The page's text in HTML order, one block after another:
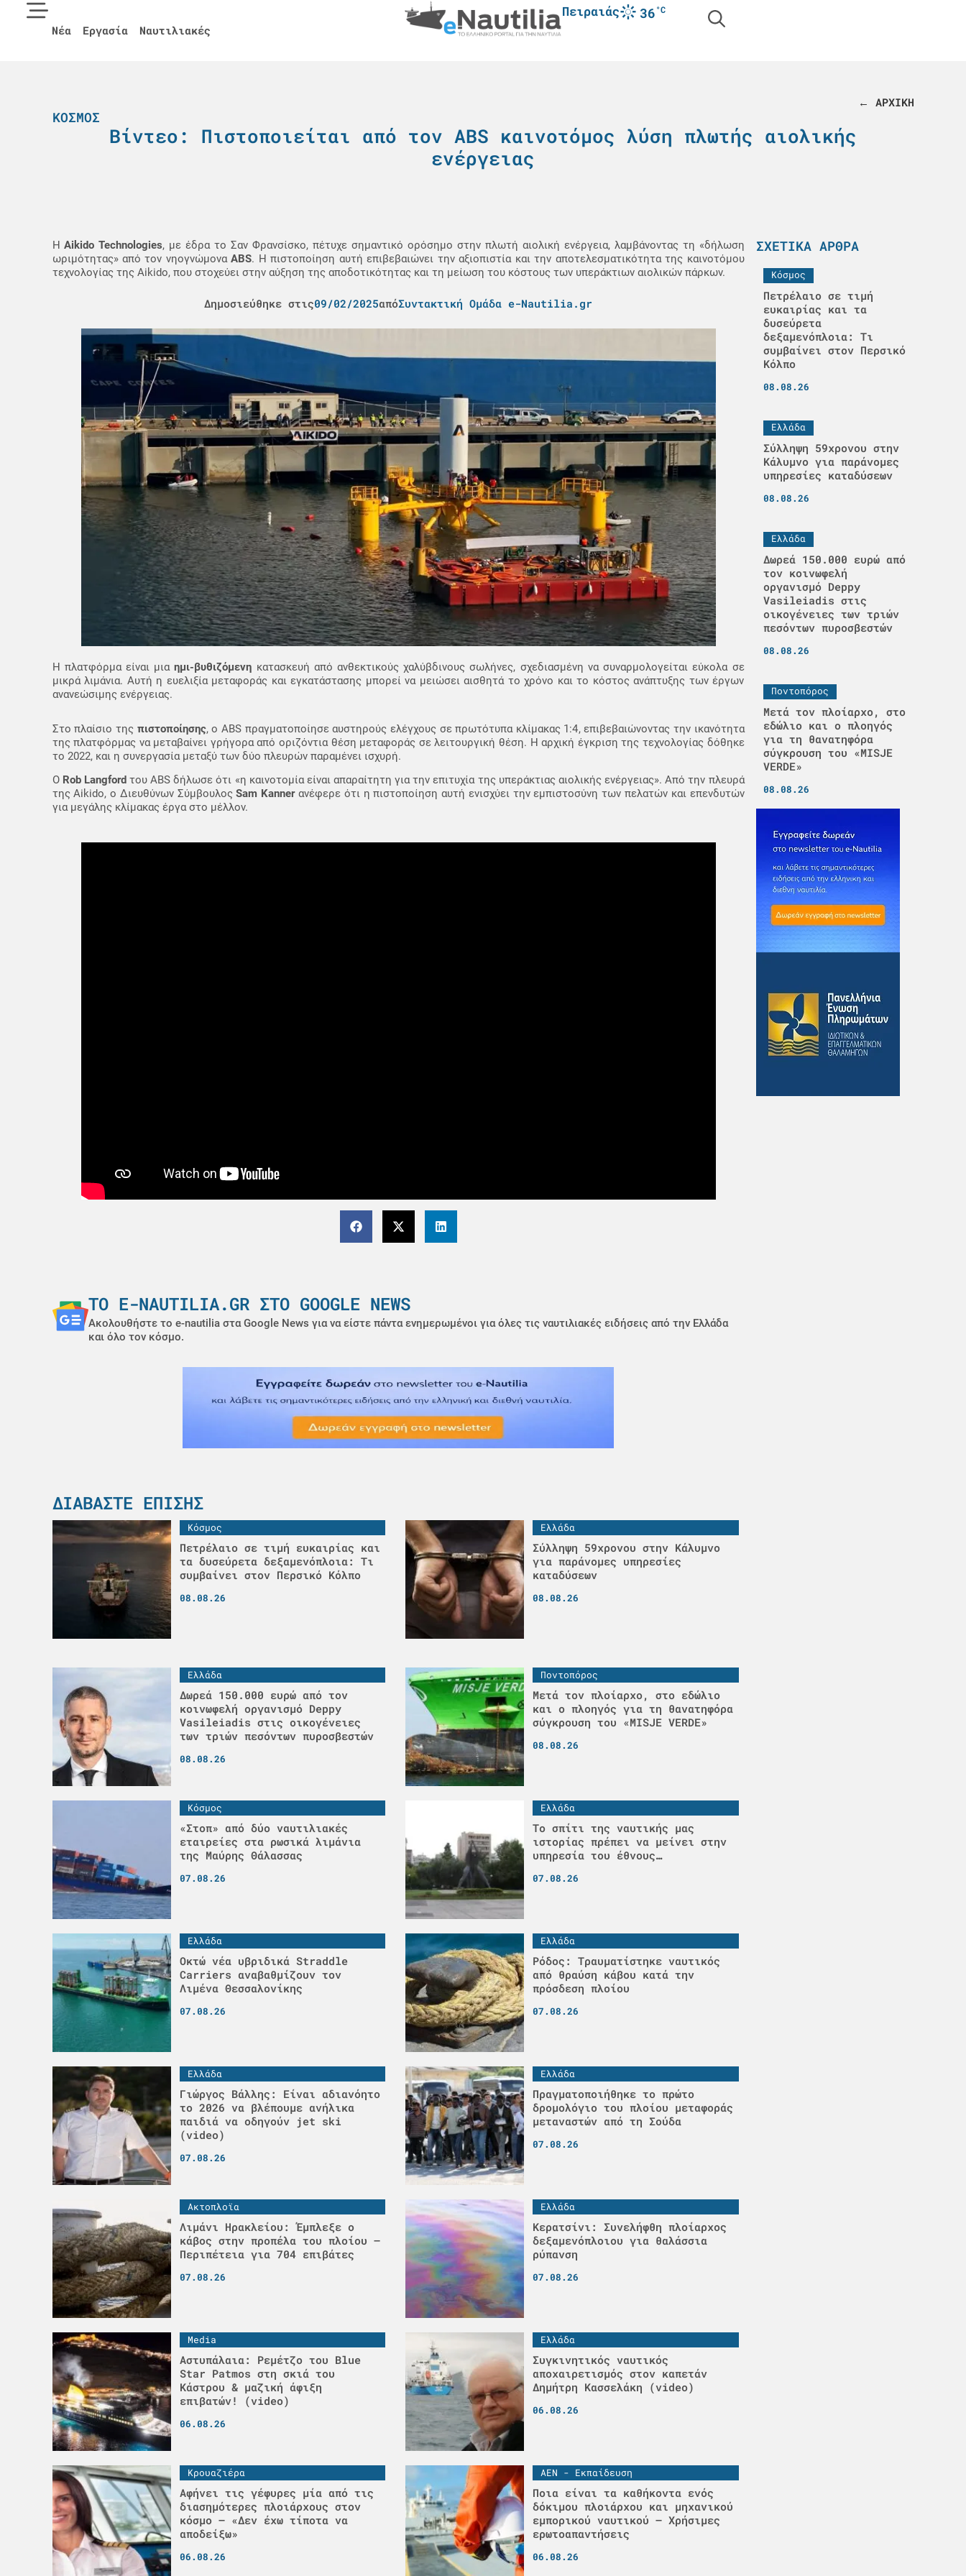
Νέα Εργασία Ναυτιλιακές
Πειραιάς 36°C
← ΑΡΧΙΚΗ
ΚΌΣΜΟΣ
Βίντεο: Πιστοποιείται από τον ABS καινοτόμος λύση πλωτής αιολικής
ενέργειας
ΗAikido Technologies, με έδρα το Σαν Φρανσίσκο, πέτυχε σημαντικό ορόσημο στην πλωτή αιολική ενέργεια, λαμβάνοντας τη «δήλωση
ωριμότητας» από τον νηογνώμοναABS. Η πιστοποίηση αυτή επιβεβαιώνει την αξιοπιστία και την αποτελεσματικότητα της καινοτόμου
τεχνολογίας της Aikido, που στοχεύει στην αύξηση της αποδοτικότητας και τη μείωση του κόστους των υπεράκτιων αιολικών πάρκων.
Δημοσιεύθηκε στις09/02/2025απόΣυντακτική Ομάδα e-Nautilia.gr
Η πλατφόρμα είναι μιαημι-βυθιζόμενη κατασκευή από ανθεκτικούς χαλύβδινους σωλήνες, σχεδιασμένη να συναρμολογείται εύκολα σε
μικρά λιμάνια. Αυτή η ευελιξία μεταφοράς και εγκατάστασης μπορεί να μειώσει αισθητά το χρόνο και το κόστος ανάπτυξης των έργων
ανανεώσιμης ενέργειας.
Στο πλαίσιο της πιστοποίησης, ο ABS πραγματοποίησε αυστηρούς ελέγχους σε πρωτότυπα κλίμακας 1:4, επιβεβαιώνοντας την ικανότητα
της πλατφόρμας να μεταβαίνει γρήγορα από οριζόντια θέση μεταφοράς σε λειτουργική θέση. Η αρχική έγκριση της τεχνολογίας δόθηκε
το 2022, και η συνεργασία μεταξύ των δύο πλευρών παραμένει ισχυρή.
Ο Rob Langfordτου ABS δήλωσε ότι «η καινοτομία είναι απαραίτητη για την επιτυχία της υπεράκτιας αιολικής ενέργειας». Από την πλευρά
της Aikido, ο Διευθύνων ΣύμβουλοςSam Kanner ανέφερε ότι η πιστοποίηση αυτή ενισχύει την εμπιστοσύνη των πελατών και επενδυτών
για μεγάλης κλίμακας έργα στο μέλλον.
ΤΟ E-NAUTILIA.GR ΣΤΟ GOOGLE NEWS
Ακολουθήστε το e-nautilia στα Google News για να είστε πάντα ενημερωμένοι για όλες τις ναυτιλιακές ειδήσεις από την Ελλάδα
και όλο τον κόσμο.
ΔΙΑΒΆΣΤΕ ΕΠΊΣΗΣ
Κόσμος
Πετρέλαιο σε τιμή ευκαιρίας και
τα δυσεύρετα δεξαμενόπλοια: Τι
συμβαίνει στον Περσικό Κόλπο
08.08.26
Ελλάδα
Σύλληψη 59χρονου στην Κάλυμνο
για παράνομες υπηρεσίες
καταδύσεων
08.08.26
Ελλάδα
Δωρεά 150.000 ευρώ από τον
κοινωφελή οργανισμό Deppy
Vasileiadis στις οικογένειες
των τριών πεσόντων πυροσβεστών
08.08.26
Ποντοπόρος
Μετά τον πλοίαρχο, στο εδώλιο
και ο πλοηγός για τη θανατηφόρα
σύγκρουση του «MISJE VERDE»
08.08.26
Κόσμος
«Στοπ» από δύο ναυτιλιακές
εταιρείες στα ρωσικά λιμάνια
της Μαύρης Θάλασσας
07.08.26
Ελλάδα
Το σπίτι της ναυτικής μας
ιστορίας πρέπει να μείνει στην
υπηρεσία του έθνους…
07.08.26
Ελλάδα
Οκτώ νέα υβριδικά Straddle
Carriers αναβαθμίζουν τον
Λιμένα Θεσσαλονίκης
07.08.26
Ελλάδα
Ρόδος: Τραυματίστηκε ναυτικός
από θραύση κάβου κατά την
πρόσδεση πλοίου
07.08.26
Ελλάδα
Γιώργος Βάλλης: Είναι αδιανόητο
το 2026 να βλέπουμε ανήλικα
παιδιά να οδηγούν jet ski
(video)
07.08.26
Ελλάδα
Πραγματοποιήθηκε το πρώτο
δρομολόγιο του πλοίου μεταφοράς
μεταναστών από τη Σούδα
07.08.26
Ακτοπλοϊα
Λιμάνι Ηρακλείου: Έμπλεξε ο
κάβος στην προπέλα του πλοίου –
Περιπέτεια για 704 επιβάτες
07.08.26
Ελλάδα
Κερατσίνι: Συνελήφθη πλοίαρχος
δεξαμενόπλοιου για θαλάσσια
ρύπανση
07.08.26
Media
Αστυπάλαια: Ρεμέτζο του Blue
Star Patmos στη σκιά του
Κάστρου & μαζική άφιξη
επιβατών! (video)
06.08.26
Ελλάδα
Συγκινητικός ναυτικός
αποχαιρετισμός στον καπετάν
Δημήτρη Κασσελάκη (video)
06.08.26
Κρουαζιέρα
Αφήνει τις γέφυρες μία από τις
διασημότερες πλοιάρχους στον
κόσμο – «Δεν έχω τίποτα να
αποδείξω»
06.08.26
ΑΕΝ - Εκπαίδευση
Ποια είναι τα καθήκοντα ενός
δόκιμου πλοιάρχου και μηχανικού
εμπορικού ναυτικού – Χρήσιμες
ερωτοαπαντήσεις
06.08.26
ΣΧΕΤΙΚΆ ΆΡΘΡΑ
Κόσμος
Πετρέλαιο σε τιμή
ευκαιρίας και τα
δυσεύρετα
δεξαμενόπλοια: Τι
συμβαίνει στον Περσικό
Κόλπο
08.08.26
Ελλάδα
Σύλληψη 59χρονου στην
Κάλυμνο για παράνομες
υπηρεσίες καταδύσεων
08.08.26
Ελλάδα
Δωρεά 150.000 ευρώ από
τον κοινωφελή
οργανισμό Deppy
Vasileiadis στις
οικογένειες των τριών
πεσόντων πυροσβεστών
08.08.26
Ποντοπόρος
Μετά τον πλοίαρχο, στο
εδώλιο και ο πλοηγός
για τη θανατηφόρα
σύγκρουση του «MISJE
VERDE»
08.08.26